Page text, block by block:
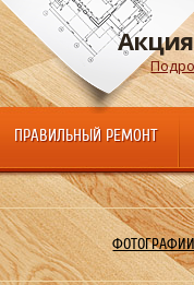
ПРАВИЛЬНЫЙ РЕМОНТ